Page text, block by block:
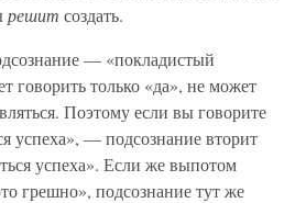
решит создать.
— «покладистый
говорить только «да», не может
Поэтому если вы говорите
успеха», — подсознание вторит
успеха». Если же выпотом
грешно», подсознание тут же